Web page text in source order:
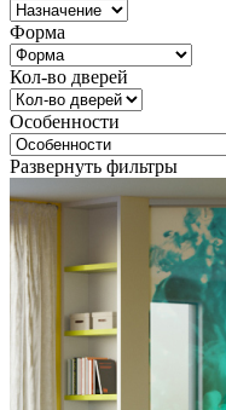
Форма
Кол-во дверей
Особенности
Развернуть фильтры